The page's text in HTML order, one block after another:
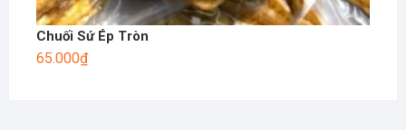
Chuối Sứ Ép Tròn
65.000₫